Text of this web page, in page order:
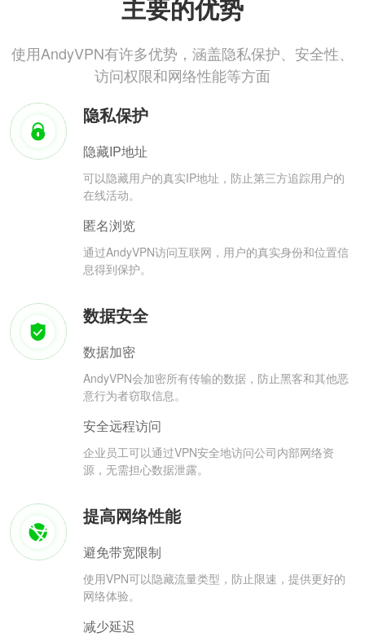
主要的优势
使用AndyVPN有许多优势，涵盖隐私保护、安全性、
访问权限和网络性能等方面
隐私保护
隐藏IP地址
可以隐藏用户的真实IP地址，防止第三方追踪用户的
在线活动。
匿名浏览
通过AndyVPN访问互联网，用户的真实身份和位置信
息得到保护。
数据安全
数据加密
AndyVPN会加密所有传输的数据，防止黑客和其他恶
意行为者窃取信息。
安全远程访问
企业员工可以通过VPN安全地访问公司内部网络资
源，无需担心数据泄露。
提高网络性能
避免带宽限制
使用VPN可以隐藏流量类型，防止限速，提供更好的
网络体验。
减少延迟